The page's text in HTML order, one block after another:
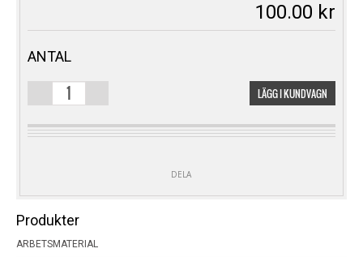
100.00 kr
ANTAL
PACK
ALMOND
LÄGG I KUNDVAGN
DELA
Produkter
ARBETSMATERIAL